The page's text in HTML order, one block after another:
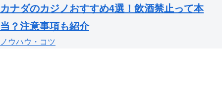
カナダのカジノおすすめ4選！飲酒禁止って本
当？注意事項も紹介
ノウハウ・コツ